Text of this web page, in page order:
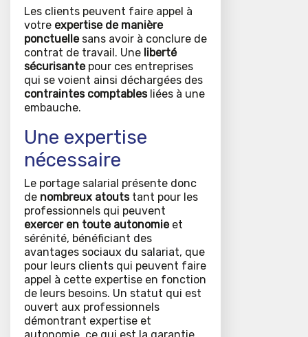
Les clients peuvent faire appel à
votre expertise de manière
ponctuellesans avoir à conclure de
contrat de travail. Une liberté
sécurisantepour ces entreprises
qui se voient ainsi déchargées des
contraintes comptablesliées à une
embauche.
Une expertise
nécessaire
Le portage salarial présente donc
de nombreux atoutstant pour les
professionnels qui peuvent
exercer en toute autonomieet
sérénité, bénéficiant des
avantages sociaux du salariat, que
pour leurs clients qui peuvent faire
appel à cette expertise en fonction
de leurs besoins. Un statut qui est
ouvert aux professionnels
démontrant expertise et